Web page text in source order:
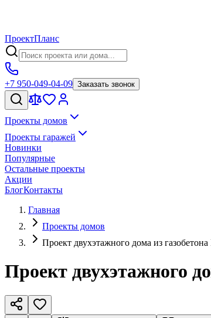
ПроектПланс
+7 950-049-04-09 Заказать звонок
Проекты домов
Проекты гаражей
Новинки
Популярные
Остальные проекты
Акции
БлогКонтакты
Главная
Проекты домов
Проект двухэтажного дома из газобетона
Проект двухэтажного